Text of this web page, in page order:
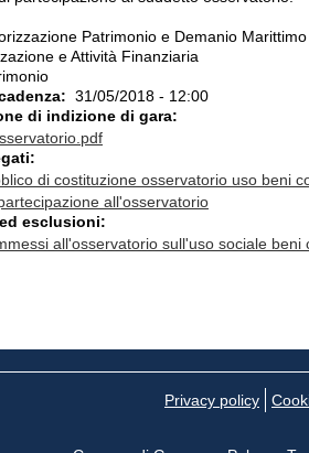
Patrimonio e Demanio Marittimo
e Attività Finanziaria
31/05/2018 - 12:00
di indizione di gara:
di costituzione osservatorio uso beni
all'osservatorio
esclusioni:
all'osservatorio sull'uso sociale
Privacy policy